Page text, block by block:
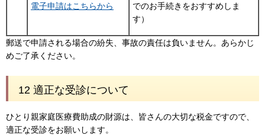
電子申請はこちらから
でのお手続きをおすすめしま
す）
郵送で申請される場合の紛失、事故の責任は負いません。あらかじ
めご了承ください。
12 適正な受診について
ひとり親家庭医療費助成の財源は、皆さんの大切な税金ですので、
適正な受診をお願いします。